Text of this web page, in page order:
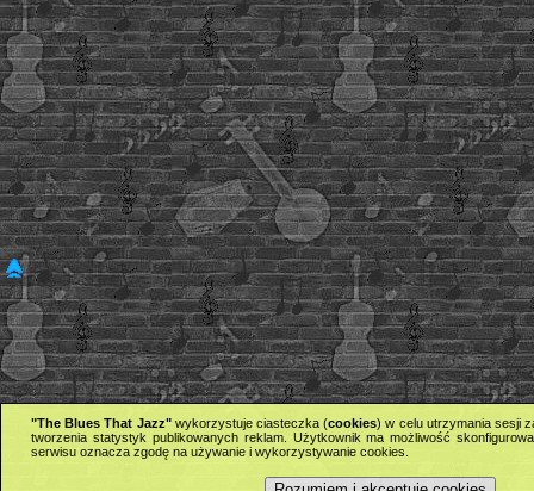
"The Blues That Jazz"wykorzystuje ciasteczka (cookies) w celu utrzymania sesji
tworzenia statystyk publikowanych reklam. Użytkownik ma możliwość
serwisu oznacza zgodę na używanie i wykorzystywanie cookies.